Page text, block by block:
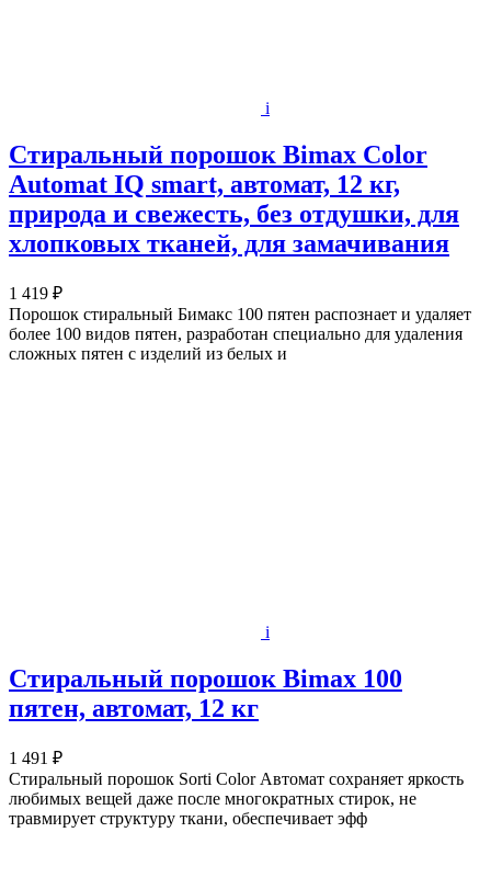
i
Стиральный порошок Bimax Color
Automat IQ smart, автомат, 12 кг,
природа и свежесть, без отдушки, для
хлопковых тканей, для замачивания
1 419 ₽
Порошок стиральный Бимакс 100 пятен распознает и удаляет
более 100 видов пятен, разработан специально для удаления
сложных пятен с изделий из белых и
i
Стиральный порошок Bimax 100
пятен, автомат, 12 кг
1 491 ₽
Стиральный порошок Sorti Color Автомат сохраняет яркость
любимых вещей даже после многократных стирок, не
травмирует структуру ткани, обеспечивает эфф